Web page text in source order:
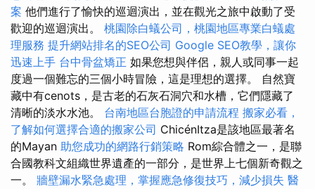
案 他們進行了愉快的巡迴演出，並在觀光之旅中啟動了受
歡迎的巡迴演出。 桃園除白蟻公司，桃園地區專業白蟻處
理服務 提升網站排名的SEO公司 Google SEO教學，讓你
迅速上手 台中骨盆矯正 如果您想與伴侶，親人或同事一起
度過一個難忘的三個小時冒險，這是理想的選擇。 自然寶
藏中有cenots，是古老的石灰石洞穴和水槽，它們隱藏了
清晰的淡水水池。 台南地區台胞證的申請流程 搬家必看，
了解如何選擇合適的搬家公司 ChicénItza是該地區最著名
的Mayan 助您成功的網路行銷策略 Rom綜合體之一，是聯
合國教科文組織世界遺產的一部分，是世界上七個新奇觀之
一。 牆壁漏水緊急處理，掌握應急修復技巧，減少損失 醫